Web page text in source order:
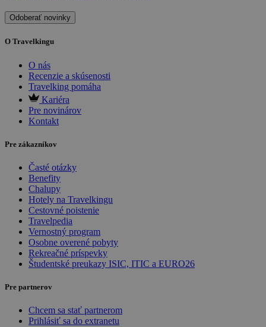
Odoberať novinky
O Travelkingu
O nás
Recenzie a skúsenosti
Travelking pomáha
Kariéra
Pre novinárov
Kontakt
Pre zákazníkov
Časté otázky
Benefity
Chalupy
Hotely na Travelkingu
Cestovné poistenie
Travelpedia
Vernostný program
Osobne overené pobyty
Rekreačné príspevky
Študentské preukazy ISIC, ITIC a EURO26
Pre partnerov
Chcem sa stať partnerom
Prihlásiť sa do extranetu